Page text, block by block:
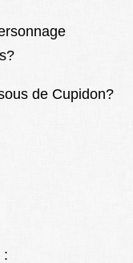
de Cupidon?
: